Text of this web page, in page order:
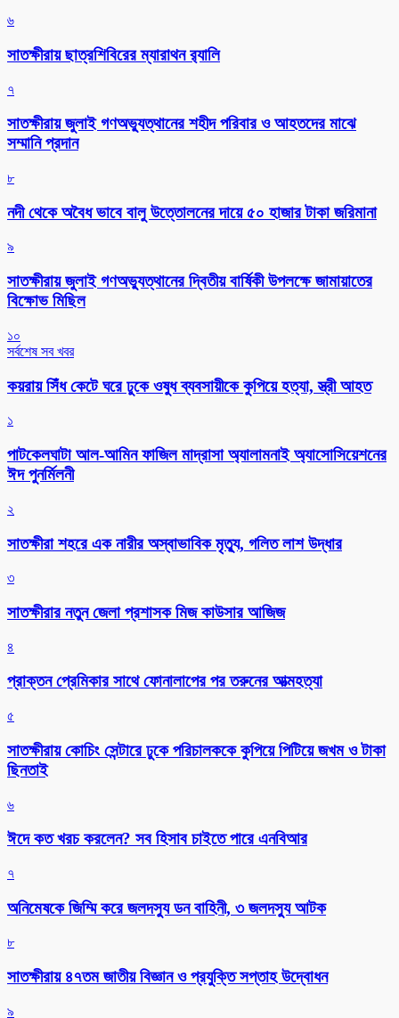
৬
সাতক্ষীরায় ছাত্রশিবিরের ম্যারাথন র‌্যালি
৭
সাতক্ষীরায় জুলাই গণঅভ্যুত্থানের শহীদ পরিবার ও আহতদের মাঝে
সম্মানি প্রদান
৮
নদী থেকে অবৈধ ভাবে বালু উত্তোলনের দায়ে ৫০ হাজার টাকা জরিমানা
৯
সাতক্ষীরায় জুলাই গণঅভ্যুত্থানের দ্বিতীয় বার্ষিকী উপলক্ষে জামায়াতের
বিক্ষোভ মিছিল
১০
সর্বশেষ সব খবর
কয়রায় সিঁধ কেটে ঘরে ঢুকে ওষুধ ব্যবসায়ীকে কুপিয়ে হত্যা, স্ত্রী আহত
১
পাটকেলঘাটা আল-আমিন ফাজিল মাদ্রাসা অ্যালামনাই অ্যাসোসিয়েশনের
ঈদ পুনর্মিলনী
২
সাতক্ষীরা শহরে এক নারীর অস্বাভাবিক মৃত্যু, গলিত লাশ উদ্ধার
৩
সাতক্ষীরার নতুন জেলা প্রশাসক মিজ কাউসার আজিজ
৪
প্রাক্তন প্রেমিকার সাথে ফোনালাপের পর তরুনের আত্মহত্যা
৫
সাতক্ষীরায় কোচিং সেন্টারে ঢুকে পরিচালককে কুপিয়ে পিটিয়ে জখম ও টাকা
ছিনতাই
৬
ঈদে কত খরচ করলেন? সব হিসাব চাইতে পারে এনবিআর
৭
অনিমেষকে জিম্মি করে জলদস্যু ডন বাহিনী, ৩ জলদস্যু আটক
৮
সাতক্ষীরায় ৪৭তম জাতীয় বিজ্ঞান ও প্রযুক্তি সপ্তাহ উদ্বোধন
৯